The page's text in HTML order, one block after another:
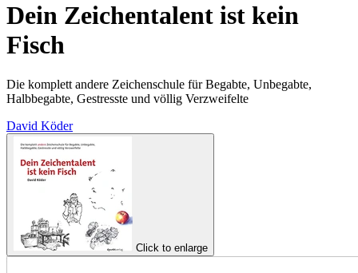
Dein Zeichentalent ist kein
Fisch
Die komplett andere Zeichenschule für Begabte, Unbegabte,
Halbbegabte, Gestresste und völlig Verzweifelte
David Köder
Click to enlarge